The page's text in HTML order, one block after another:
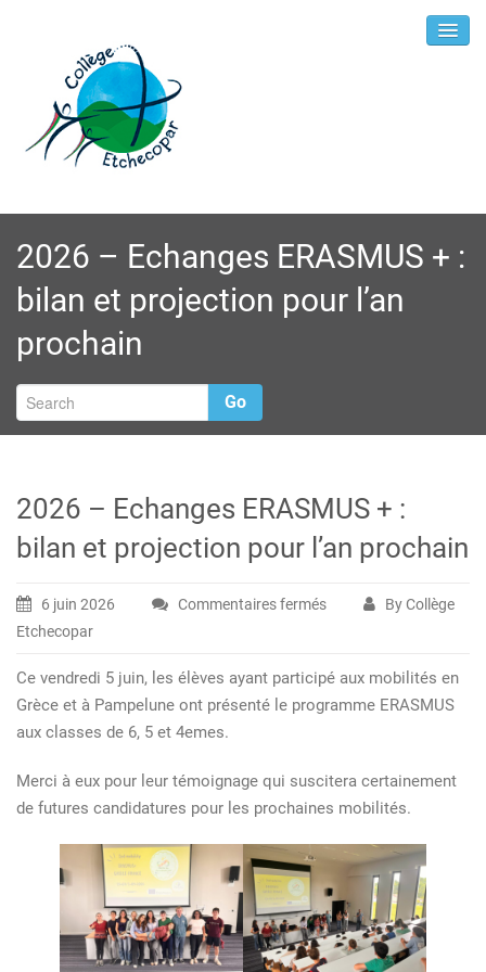
2026 – Echanges ERASMUS + :
bilan et projection pour l’an
prochain
Go
2026 – Echanges ERASMUS + :
bilan et projection pour l’an prochain
6 juin 2026 Commentaires ferméssur
:
projection
l’an
prochain
By Collège
Etchecopar
Ce vendredi 5 juin, les élèves ayant participé aux mobilités en
Grèce et à Pampelune ont présenté le programme ERASMUS
aux classes de 6, 5 et 4emes.
Merci à eux pour leur témoignage qui suscitera certainement
de futures candidatures pour les prochaines mobilités.